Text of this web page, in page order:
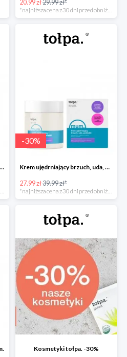
20.99 zł29.99 zł*
Wygładzający balsam antycellulitowy mum.
*najniższa cena z 30 dni przed obniżką
-30%
Krem ujędrniający brzuch, uda, pośladki mum.
27.99 zł39.99 zł*
*najniższa cena z 30 dni przed obniżką
Kosmetyki tołpa. -30%